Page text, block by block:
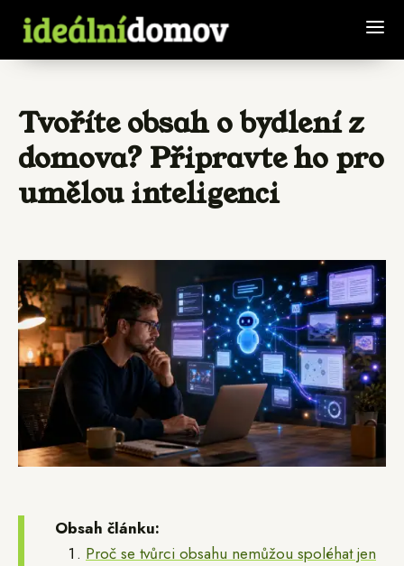
Tvoříte obsah o bydlení z
domova? Připravte ho pro
umělou inteligenci
Obsah článku:
Proč se tvůrci obsahu nemůžou spoléhat jen